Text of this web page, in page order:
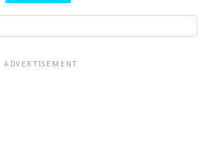
ADVERTISEMENT